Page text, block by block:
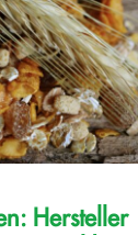
Hersteller